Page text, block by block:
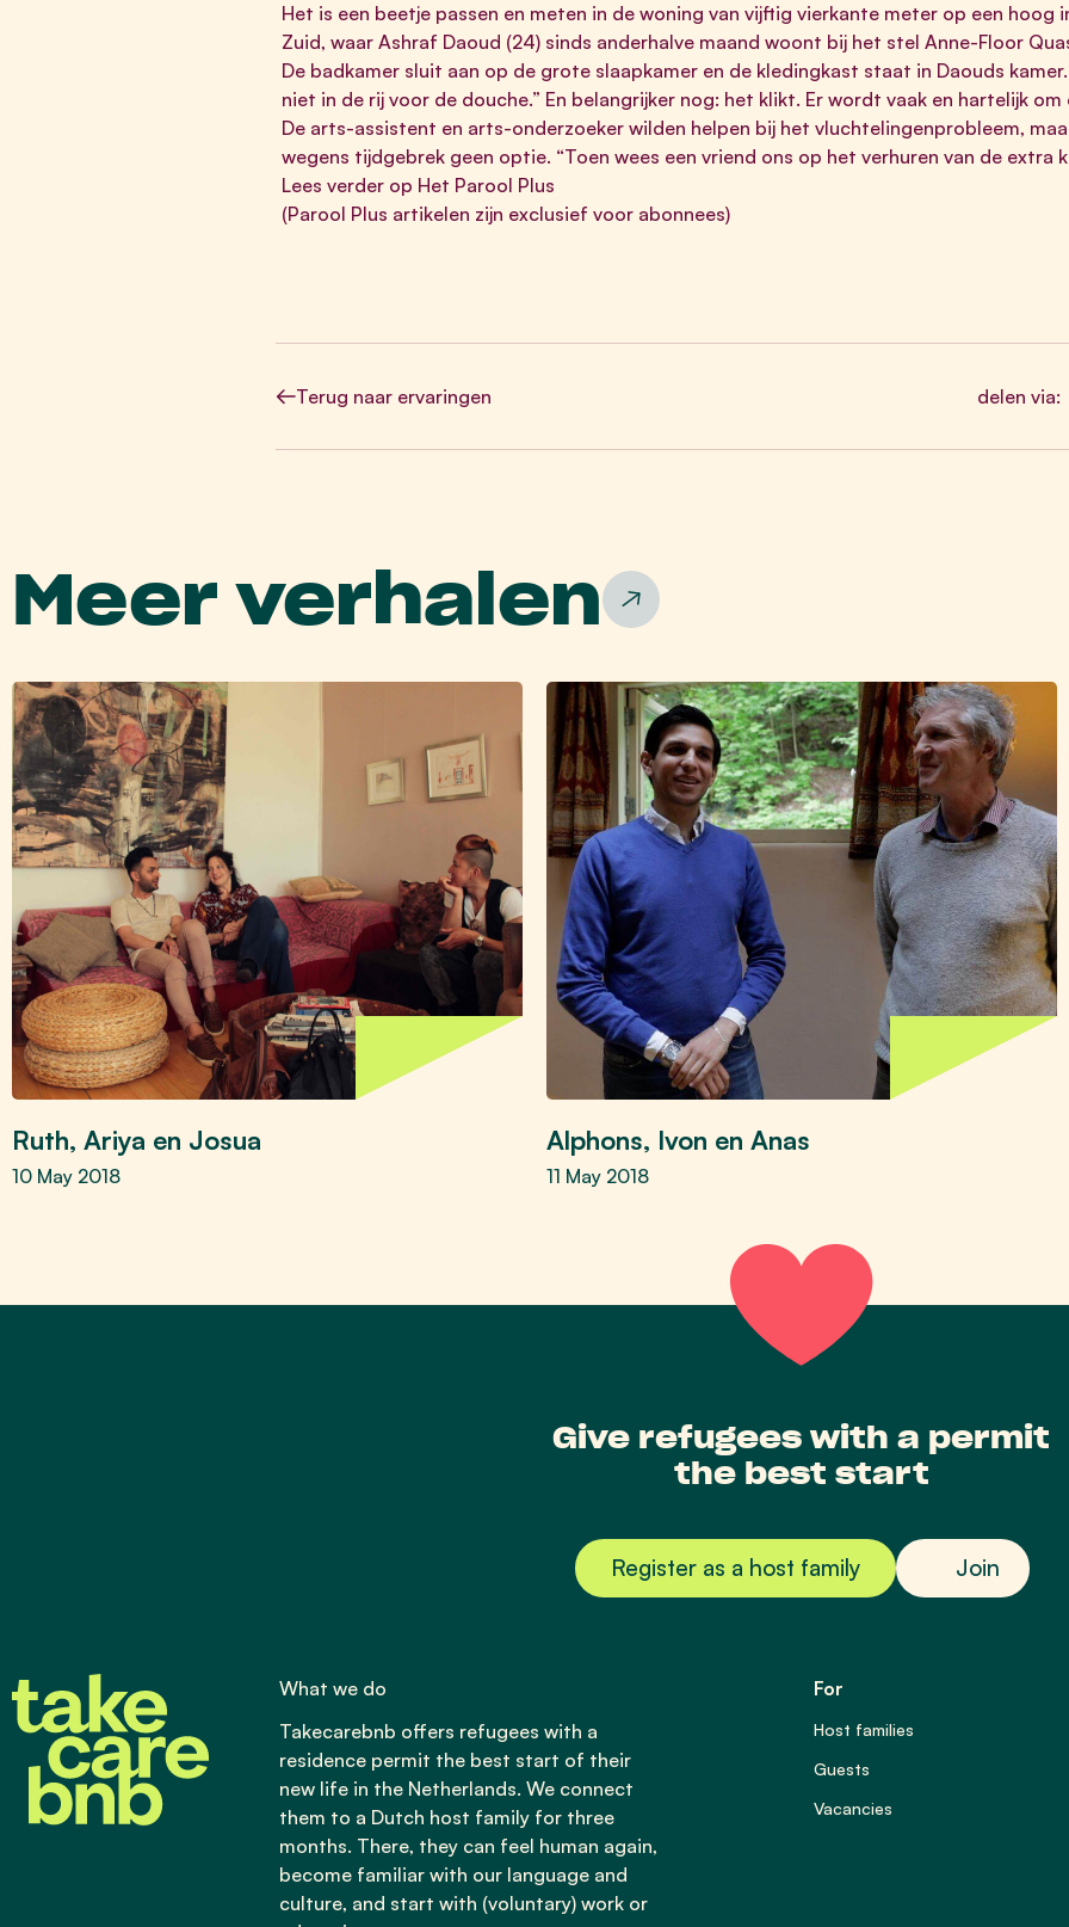
Het is een beetje passen en meten in de woning van vijftig vierkante meter op een
Zuid, waar Ashraf Daoud (24) sinds anderhalve maand woont bij het stel Anne-Floor
De badkamer sluit aan op de grote slaapkamer en de kledingkast staat in Daouds
niet in de rij voor de douche.” En belangrijker nog: het klikt. Er wordt vaak en hartelijk om
De arts-assistent en arts-onderzoeker wilden helpen bij het vluchtelingenprobleem,
wegens tijdgebrek geen optie. “Toen wees een vriend ons op het verhuren van de extra
Lees verder op Het Parool Plus
(Parool Plus artikelen zijn exclusief voor abonnees)
Terug naar ervaringen delen via:
Meer verhalen
Ruth, Ariya en Josua
10 May 2018
Alphons, Ivon en Anas
11 May 2018
Give refugees with a permit
the best start
Register as a host family Join
What we do
Takecarebnb offers refugees with a
residence permit the best start of their
new life in the Netherlands. We connect
them to a Dutch host family for three
months. There, they can feel human again,
become familiar with our language and
culture, and start with (voluntary) work or
For
Host families
Guests
Vacancies